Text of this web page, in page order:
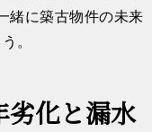
緒に築古物件の未来
。
劣化と漏水